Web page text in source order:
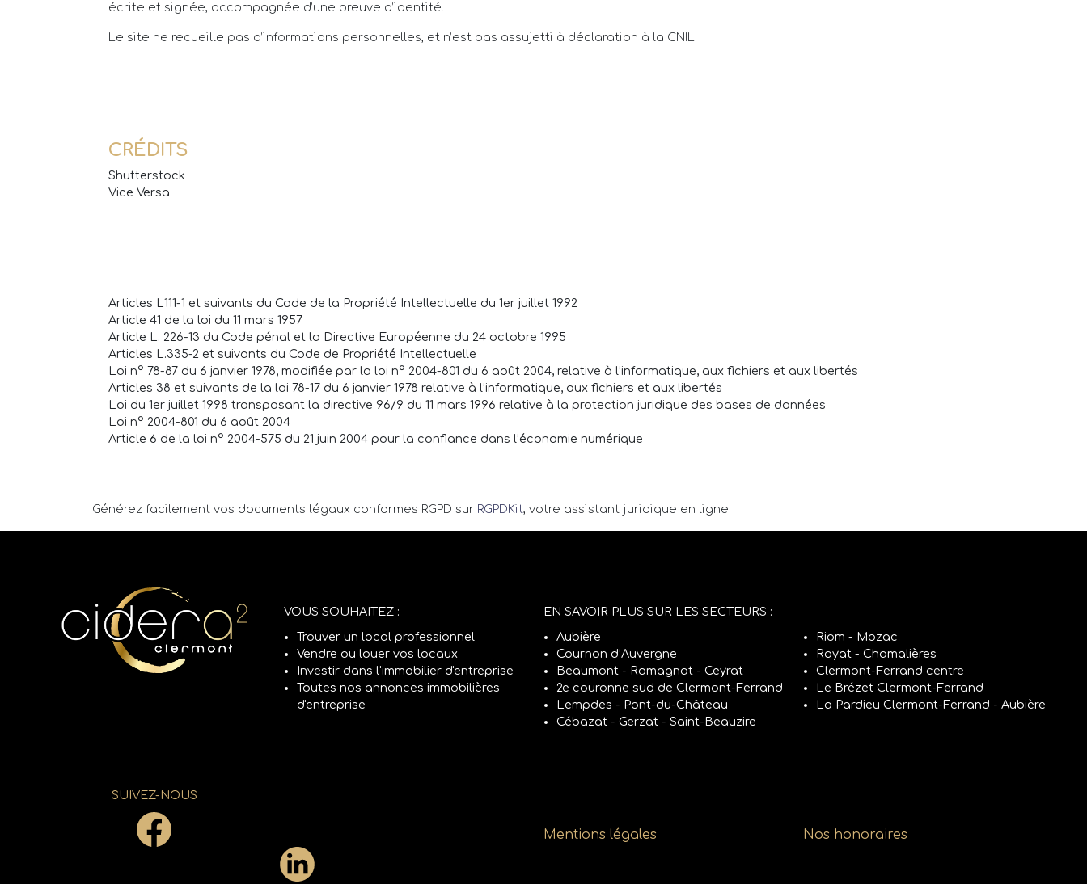
écrite et signée, accompagnée d’une preuve d’identité.
Le site ne recueille pas d’informations personnelles, et n’est pas assujetti à déclaration à la CNIL.
CRÉDITS
Shutterstock
Vice Versa
Articles L111-1 et suivants du Code de la Propriété Intellectuelle du 1er juillet 1992
Article 41 de la loi du 11 mars 1957
Article L. 226-13 du Code pénal et la Directive Européenne du 24 octobre 1995
Articles L.335-2 et suivants du Code de Propriété Intellectuelle
Loi n° 78-87 du 6 janvier 1978, modifiée par la loi n° 2004-801 du 6 août 2004, relative à l’informatique, aux fichiers et aux libertés
Articles 38 et suivants de la loi 78-17 du 6 janvier 1978 relative à l’informatique, aux fichiers et aux libertés
Loi du 1er juillet 1998 transposant la directive 96/9 du 11 mars 1996 relative à la protection juridique des bases de données
Loi n° 2004-801 du 6 août 2004
Article 6 de la loi n° 2004-575 du 21 juin 2004 pour la confiance dans l’économie numérique
Générez facilement vos documents légaux conformes RGPD sur RGPDKit, votre assistant juridique en ligne.
VOUS SOUHAITEZ :
Trouver un local professionnel
Vendre ou louer vos locaux
Investir dans l'immobilier d'entreprise
Toutes nos annonces immobilières
d'entreprise
EN SAVOIR PLUS SUR LES SECTEURS :
Aubière
Cournon d’Auvergne
Beaumont - Romagnat - Ceyrat
2e couronne sud de Clermont-Ferrand
Lempdes - Pont-du-Château
Cébazat - Gerzat - Saint-Beauzire
Riom - Mozac
Royat - Chamalières
Clermont-Ferrand centre
Le Brézet Clermont-Ferrand
La Pardieu Clermont-Ferrand - Aubière
SUIVEZ-NOUS
Mentions légales Nos honoraires